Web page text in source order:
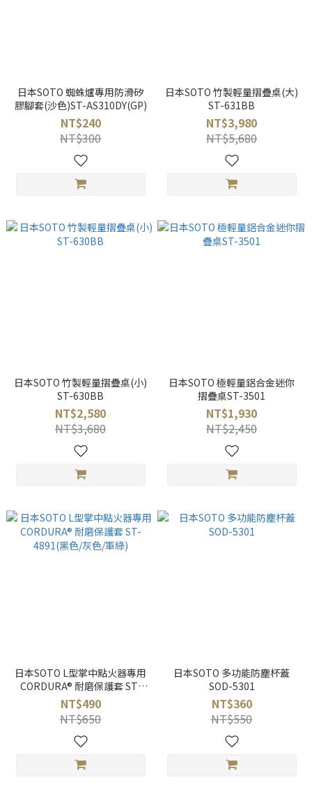
日本SOTO 蜘蛛爐專用防滑矽
膠腳套(沙色)ST-AS310DY(GP)
NT$240
NT$300
日本SOTO 竹製輕量摺疊桌(大)
ST-631BB
NT$3,980
NT$5,680
日本SOTO 竹製輕量摺疊桌(小)
ST-630BB
NT$2,580
NT$3,680
日本SOTO 極輕量鋁合金迷你
摺疊桌ST-3501
NT$1,930
NT$2,450
日本SOTO L型掌中點火器專用
CORDURA® 耐磨保護套 ST-
4891(黑色/灰色/軍綠)
NT$490
NT$650
日本SOTO 多功能防塵杯蓋
SOD-5301
NT$360
NT$550